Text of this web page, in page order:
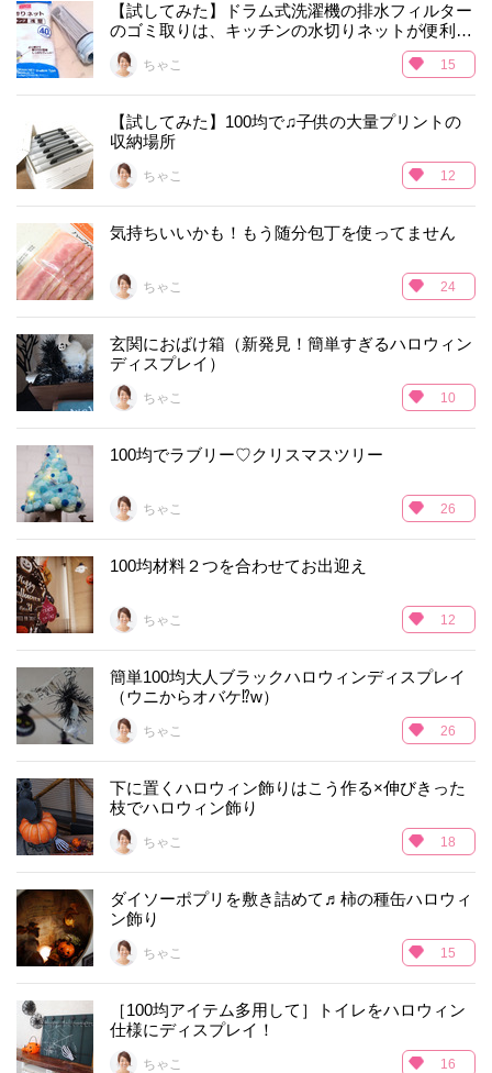
【試してみた】ドラム式洗濯機の排水フィルター
のゴミ取りは、キッチンの水切りネットが便利だ
った
ちゃこ 15
【試してみた】100均で♫子供の大量プリントの
収納場所
ちゃこ 12
気持ちいいかも！もう随分包丁を使ってません
ちゃこ 24
玄関におばけ箱（新発見！簡単すぎるハロウィン
ディスプレイ）
ちゃこ 10
100均でラブリー♡クリスマスツリー
ちゃこ 26
100均材料２つを合わせてお出迎え
ちゃこ 12
簡単100均大人ブラックハロウィンディスプレイ
（ウニからオバケ⁉︎w）
ちゃこ 26
下に置くハロウィン飾りはこう作る×伸びきった
枝でハロウィン飾り
ちゃこ 18
ダイソーポプリを敷き詰めて♬柿の種缶ハロウィ
ン飾り
ちゃこ 15
［100均アイテム多用して］トイレをハロウィン
仕様にディスプレイ！
ちゃこ 16